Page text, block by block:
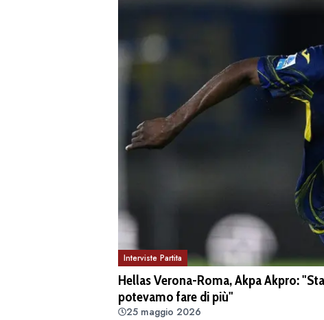
Interviste Partita
Hellas Verona-Roma, Akpa Akpro:
potevamo fare di più"
25 maggio 2026